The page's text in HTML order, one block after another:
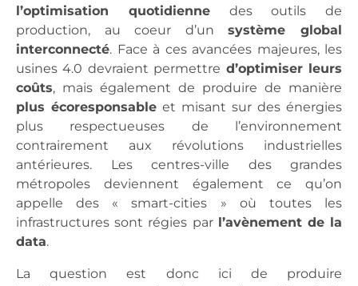
l’optimisation quotidiennedes outils de
production, au coeur d’unsystème global
interconnecté. Face à ces avancées majeures, les
usines 4.0 devraient permettre d’optimiser leurs
coûts, mais également de produire de manière
plus écoresponsable et misant sur des énergies
plus respectueuses de l’environnement
contrairement aux révolutions industrielles
antérieures. Les centres-ville des grandes
métropoles deviennent également ce qu’on
appelle des « smart-cities » où toutes les
infrastructures sont régies par l’avènement de la
data.
La question est donc ici de produire